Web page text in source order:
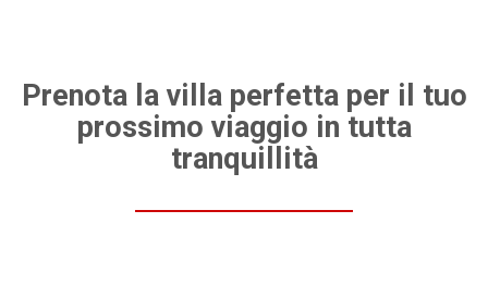
Prenota la villa perfetta per il tuo
prossimo viaggio in tutta
tranquillità